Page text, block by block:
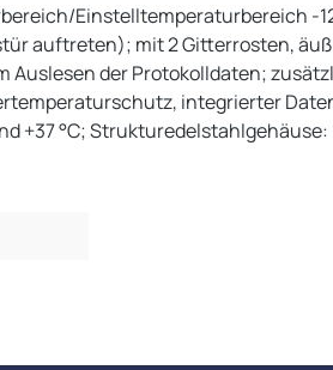
Einstelltemperaturbereich -
auftreten); mit 2 Gitterrosten,
der Protokolldaten;
integrierter
+37 °C;